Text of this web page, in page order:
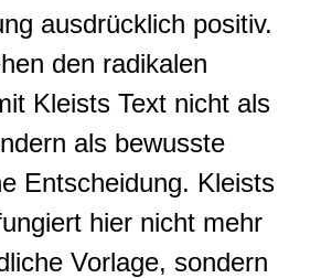
ausdrücklich positiv.
den radikalen
Kleists Text nicht als
als bewusste
Entscheidung. Kleists
hier nicht mehr
Vorlage, sondern